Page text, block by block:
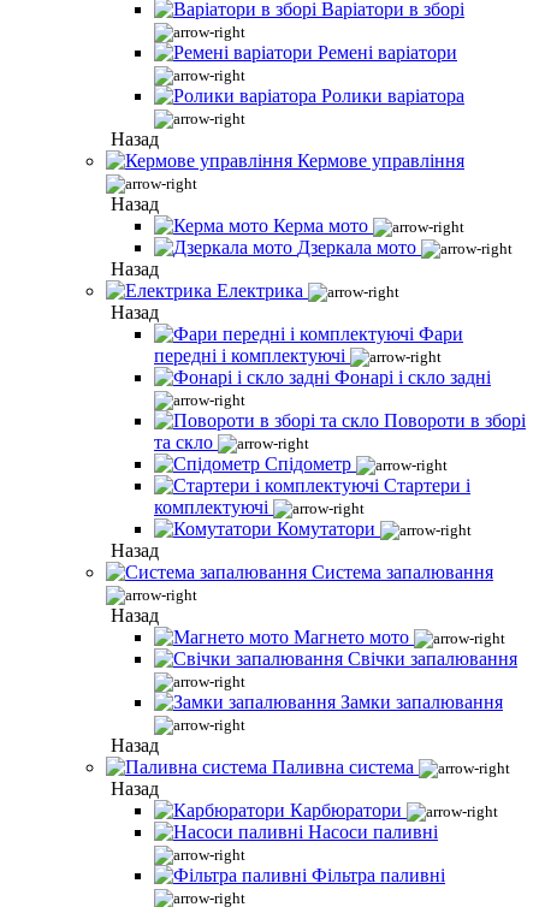
Варіатори в зборі
Ремені варіатори
Ролики варіатора
Назад
Кермове управління
Назад
Керма мото
Дзеркала мото
Назад
Електрика
Назад
Фари
передні і комплектуючі
Фонарі і скло задні
Повороти в зборі
та скло
Спідометр
Стартери і
комплектуючі
Комутатори
Назад
Система запалювання
Назад
Магнето мото
Свічки запалювання
Замки запалювання
Назад
Паливна система
Назад
Карбюратори
Насоси паливні
Фільтра паливні